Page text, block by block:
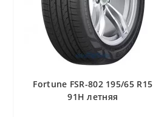
Fortune FSR-802 195/65 R15
91H летняя